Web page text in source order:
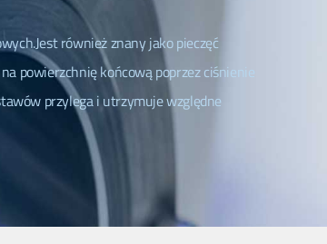
português
العربية
ไทย
čeština
Polska
również znany jako pieczęć
powierzchnię końcową poprzez ciśnienie
przylega i utrzymuje względne